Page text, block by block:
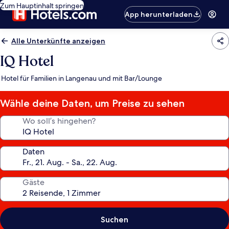
Zum Hauptinhalt springen
App herunterladen
Alle Unterkünfte anzeigen
IQ Hotel
Hotel für Familien in Langenau und mit Bar/Lounge
Wähle deine Daten, um Preise zu sehen
Wo soll’s hingehen?
Daten
Gäste
Suchen